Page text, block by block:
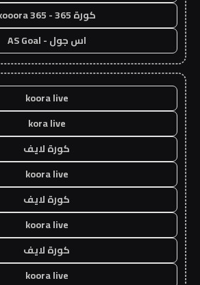
كورة 365 - kooora 365
اس جول - AS Goal
koora live
kora live
كورة لايف
koora live
كورة لايف
koora live
كورة لايف
koora live